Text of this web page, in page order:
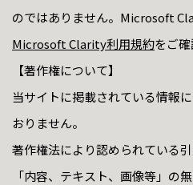
のではありません。Microsoft
Microsoft Clarity利用規約をご確
【著作権について】
当サイトに掲載されている情報
おりません。
著作権法により認められている
「内容、テキスト、画像等」の